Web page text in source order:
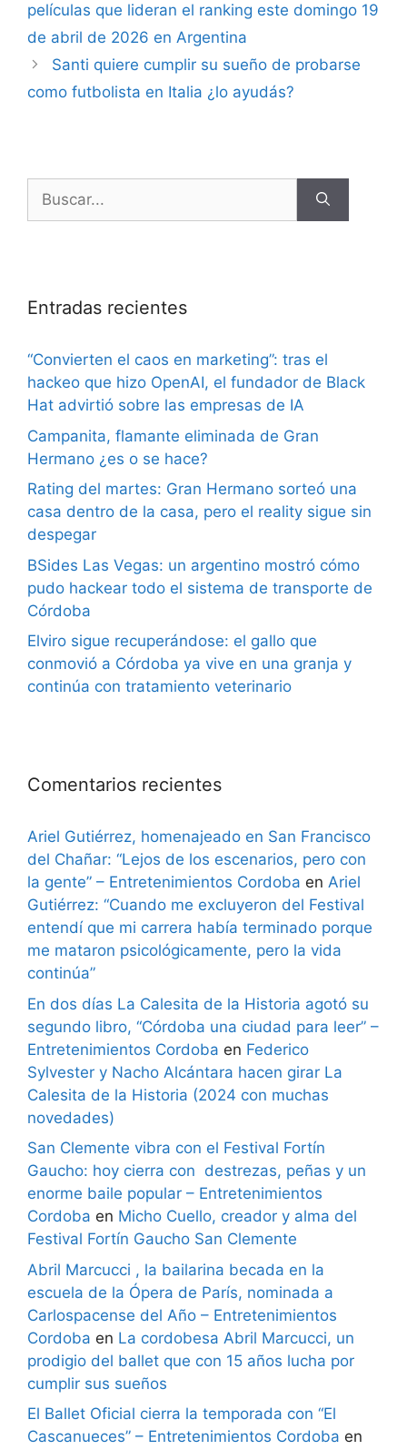
películas que lideran el ranking este domingo 19
de abril de 2026 en Argentina
Santi quiere cumplir su sueño de probarse
como futbolista en Italia ¿lo ayudás?
Entradas recientes
“Convierten el caos en marketing”: tras el
hackeo que hizo OpenAI, el fundador de Black
Hat advirtió sobre las empresas de IA
Campanita, flamante eliminada de Gran
Hermano ¿es o se hace?
Rating del martes: Gran Hermano sorteó una
casa dentro de la casa, pero el reality sigue sin
despegar
BSides Las Vegas: un argentino mostró cómo
pudo hackear todo el sistema de transporte de
Córdoba
Elviro sigue recuperándose: el gallo que
conmovió a Córdoba ya vive en una granja y
continúa con tratamiento veterinario
Comentarios recientes
Ariel Gutiérrez, homenajeado en San Francisco
del Chañar: “Lejos de los escenarios, pero con
la gente” – Entretenimientos Cordoba en Ariel
Gutiérrez: “Cuando me excluyeron del Festival
entendí que mi carrera había terminado porque
me mataron psicológicamente, pero la vida
continúa”
En dos días La Calesita de la Historia agotó su
segundo libro, “Córdoba una ciudad para leer” –
Entretenimientos Cordoba en Federico
Sylvester y Nacho Alcántara hacen girar La
Calesita de la Historia (2024 con muchas
novedades)
San Clemente vibra con el Festival Fortín
Gaucho: hoy cierra con destrezas, peñas y un
enorme baile popular – Entretenimientos
Cordoba en Micho Cuello, creador y alma del
Festival Fortín Gaucho San Clemente
Abril Marcucci , la bailarina becada en la
escuela de la Ópera de París, nominada a
Carlospacense del Año – Entretenimientos
Cordoba en La cordobesa Abril Marcucci, un
prodigio del ballet que con 15 años lucha por
cumplir sus sueños
El Ballet Oficial cierra la temporada con “El
Cascanueces” – Entretenimientos Cordoba en